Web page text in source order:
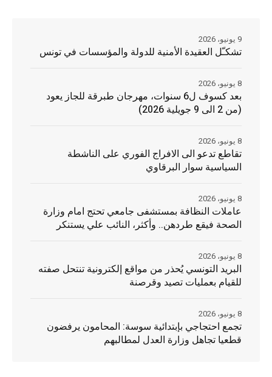
تشكـّل العقيدة الأمنية للدولة والمؤسسات في تونس
9 يونيو، 2026
بعد كسوف ل6 سنوات، مهرجان طبرقة للجاز يعود
(من 2 الى 9 جويلية 2026)
8 يونيو، 2026
تقاطع تدعو الى الافراج الفوري على الناشطة
السياسية سوار البرقاوي
8 يونيو، 2026
عاملات النظافة بمستشفى جامعي تحتج امام وزارة
الصحة فيقع طردهن.. وأكثر، النائب علي يستنكر
8 يونيو، 2026
البريد التونسي يُحذر من مواقع إلكترونية تنتحل صفته
للقيام بعمليات تصيد وقرصنة
8 يونيو، 2026
تجمع احتجاجي بإبتدائية سوسة: المحامون يرفضون
قطعيا تجاهل وزارة العدل لمطالبهم
8 يونيو، 2026